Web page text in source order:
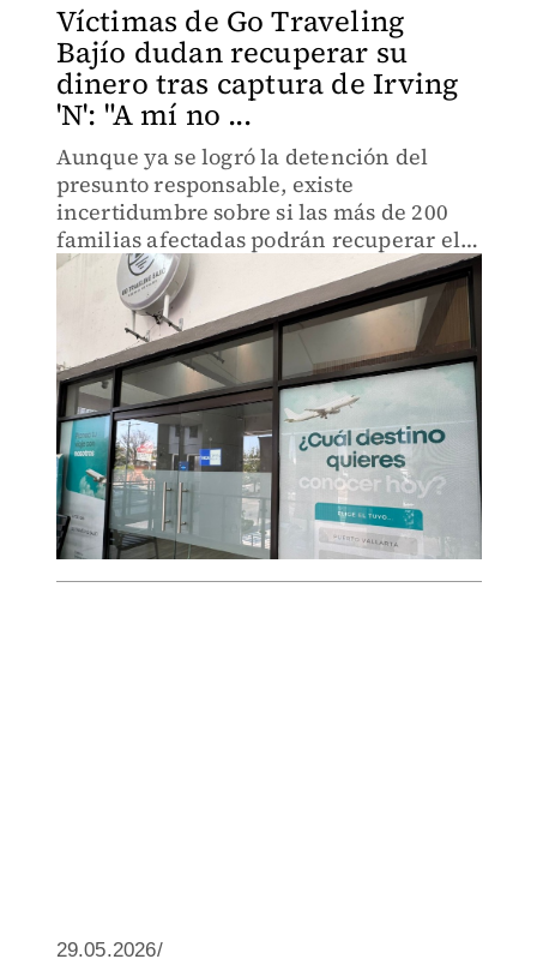
Víctimas de Go Traveling
Bajío dudan recuperar su
dinero tras captura de Irving
'N': "A mí no ...
Aunque ya se logró la detención del
presunto responsable, existe
incertidumbre sobre si las más de 200
familias afectadas podrán recuperar el
dinero invertido.
29.05.2026/